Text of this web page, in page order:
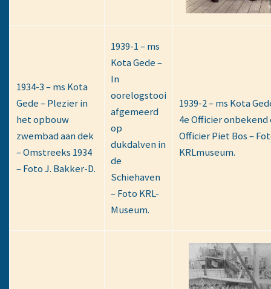
1934-3 – ms Kota
Gede – Plezier in
het opbouw
zwembad aan dek
– Omstreeks 1934
– Foto J. Bakker-D.
1939-1 – ms
Kota Gede –
In
oorelogstooi
afgemeerd
op
dukdalven in
de
Schiehaven
– Foto KRL-
Museum.
1939-2 – ms Kota
4e Officier onbekend
Officier Piet Bos –
KRLmuseum.